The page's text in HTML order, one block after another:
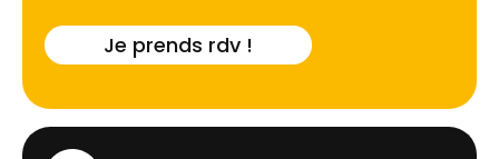
Je prends rdv !